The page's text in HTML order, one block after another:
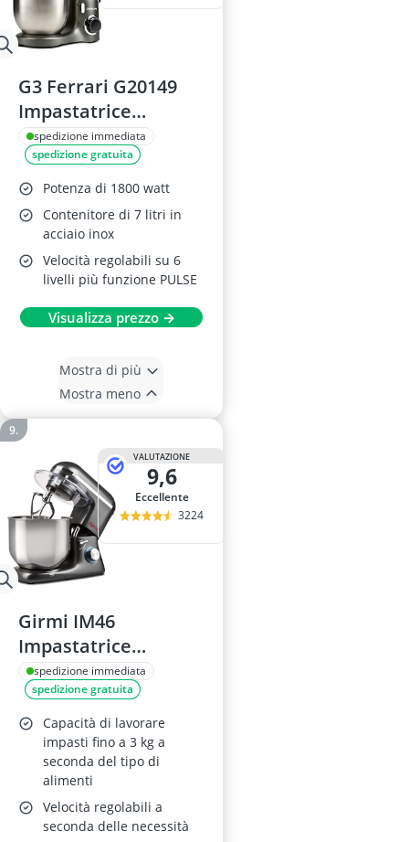
G3 Ferrari G20149
Impastatrice
Planetaria, 7L, Grigio
Antracite
spedizione immediata
spedizione gratuita
Potenza di 1800 watt
Contenitore di 7 litri in
acciaio inox
Velocità regolabili su 6
livelli più funzione PULSE
Visualizza prezzo →
Mostra di più
Mostra meno
VALUTAZIONE
9,6
Eccellente
3224
Girmi IM46
Impastatrice
Planetaria, 8L, Grigio
spedizione immediata
spedizione gratuita
Capacità di lavorare
impasti fino a 3 kg a
seconda del tipo di
alimenti
Velocità regolabili a
seconda delle necessità